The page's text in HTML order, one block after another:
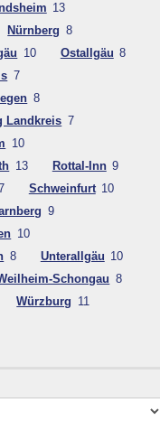
13
Nürnberg 8
10 Ostallgäu 8
7
8
Landkreis 7
10
13 Rottal-Inn 9
Schweinfurt 10
9
10
8 Unterallgäu 10
Schongau 8
Würzburg 11